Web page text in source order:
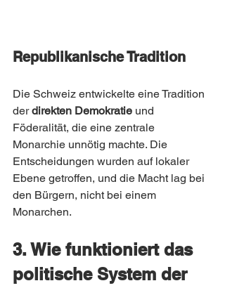
Republikanische Tradition
Die Schweiz entwickelte eine Tradition
der direkten Demokratie und
Föderalität, die eine zentrale
Monarchie unnötig machte. Die
Entscheidungen wurden auf lokaler
Ebene getroffen, und die Macht lag bei
den Bürgern, nicht bei einem
Monarchen.
3. Wie funktioniert das
politische System der